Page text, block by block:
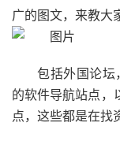
广的图文，来教大
包括外国论坛
的软件导航站点，
点，这些都是在找